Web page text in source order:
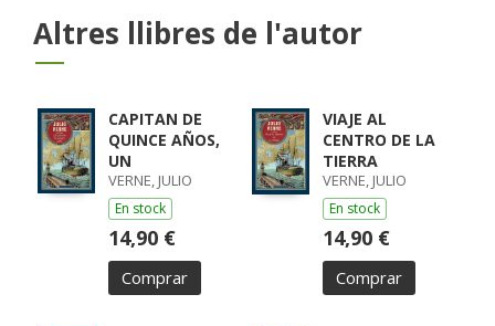
Altres llibres de l'autor
CAPITAN DE
QUINCE AÑOS,
UN
VERNE, JULIO
En stock
14,90 €
Comprar
VIAJE AL
CENTRO DE LA
TIERRA
VERNE, JULIO
En stock
14,90 €
Comprar